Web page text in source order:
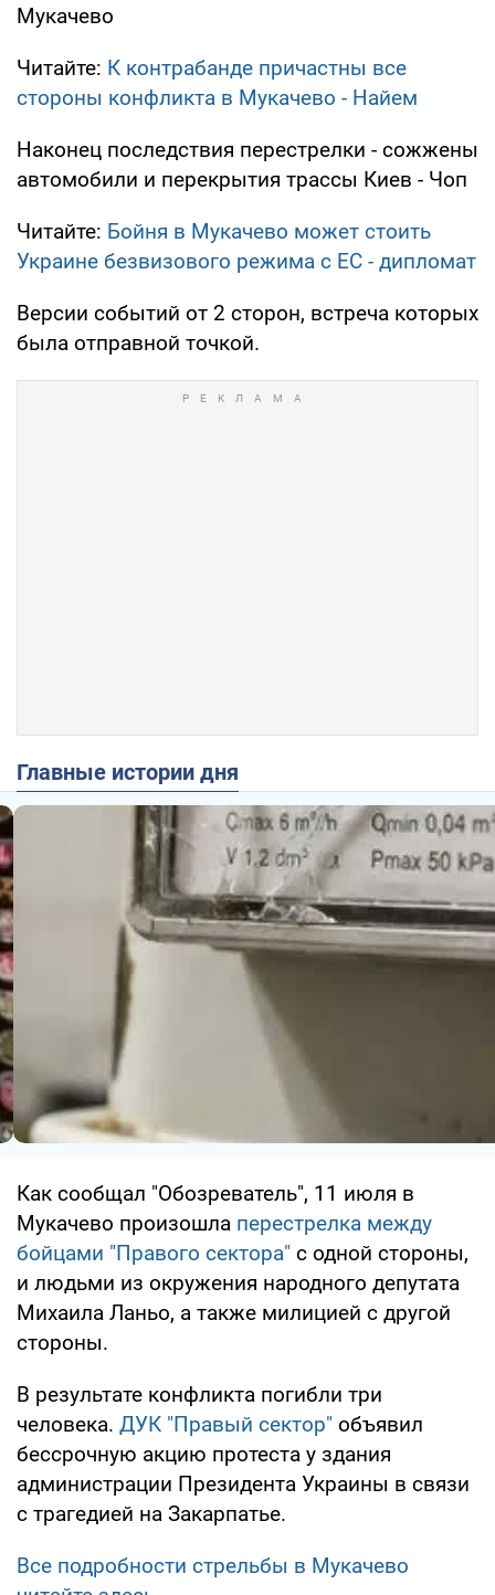
Мукачево
Читайте: К контрабанде причастны все
стороны конфликта в Мукачево - Найем
Наконец последствия перестрелки - сожжены
автомобили и перекрытия трассы Киев - Чоп
Читайте: Бойня в Мукачево может стоить
Украине безвизового режима с ЕС - дипломат
Версии событий от 2 сторон, встреча которых
была отправной точкой.
Главные истории дня
Как сообщал "Обозреватель", 11 июля в
Мукачево произошла перестрелка между
бойцами "Правого сектора" с одной стороны,
и людьми из окружения народного депутата
Михаила Ланьо, а также милицией с другой
стороны.
В результате конфликта погибли три
человека. ДУК "Правый сектор" объявил
бессрочную акцию протеста у здания
администрации Президента Украины в связи
с трагедией на Закарпатье.
Все подробности стрельбы в Мукачево